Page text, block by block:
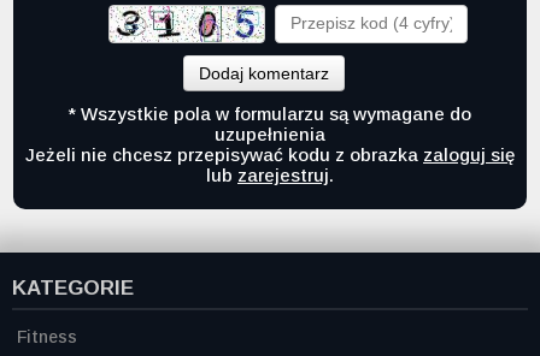
Dodaj komentarz
* Wszystkie pola w formularzu są wymagane do
uzupełnienia
Jeżeli nie chcesz przepisywać kodu z obrazka zaloguj się
lub zarejestruj.
KATEGORIE
Fitness